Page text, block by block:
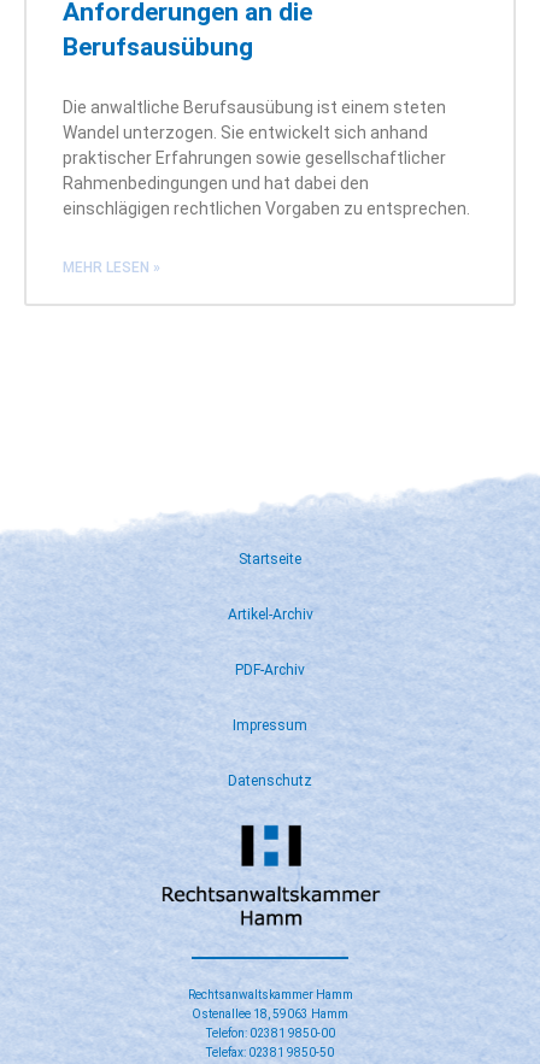
Anforderungen an die
Berufsausübung
Die anwaltliche Berufsausübung ist einem steten
Wandel unterzogen. Sie entwickelt sich anhand
praktischer Erfahrungen sowie gesellschaftlicher
Rahmenbedingungen und hat dabei den
einschlägigen rechtlichen Vorgaben zu entsprechen.
MEHR LESEN »
Startseite
Artikel-Archiv
PDF-Archiv
Impressum
Datenschutz
Rechtsanwaltskammer Hamm
Ostenallee 18, 59063 Hamm
Telefon: 02381 9850-00
Telefax: 02381 9850-50